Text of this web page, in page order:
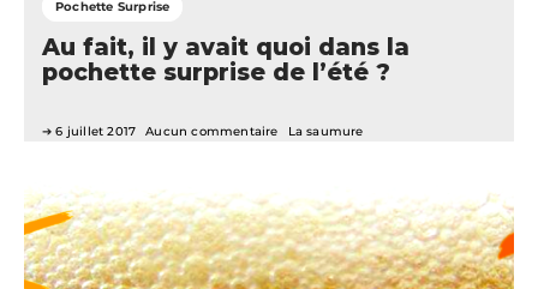
Pochette Surprise
Au fait, il y avait quoi dans la
pochette surprise de l’été ?
6 juillet 2017 Aucun commentaire La saumure